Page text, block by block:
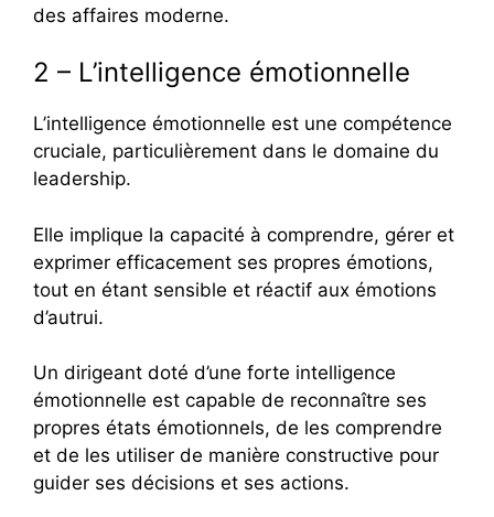
des affaires moderne.
2 – L’intelligence émotionnelle
L’intelligence émotionnelle est une compétence
cruciale, particulièrement dans le domaine du
leadership.
Elle implique la capacité à comprendre, gérer et
exprimer efficacement ses propres émotions,
tout en étant sensible et réactif aux émotions
d’autrui.
Un dirigeant doté d’une forte intelligence
émotionnelle est capable de reconnaître ses
propres états émotionnels, de les comprendre
et de les utiliser de manière constructive pour
guider ses décisions et ses actions.